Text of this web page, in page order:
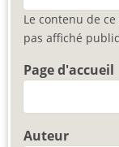
Le contenu de
pas affiché
Page d'accueil
Auteur